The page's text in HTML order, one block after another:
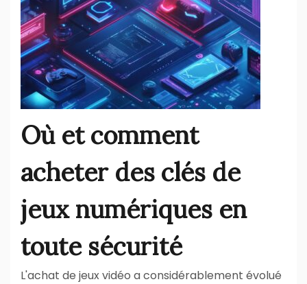
Où et comment
acheter des clés de
jeux numériques en
toute sécurité
L'achat de jeux vidéo a considérablement évolué